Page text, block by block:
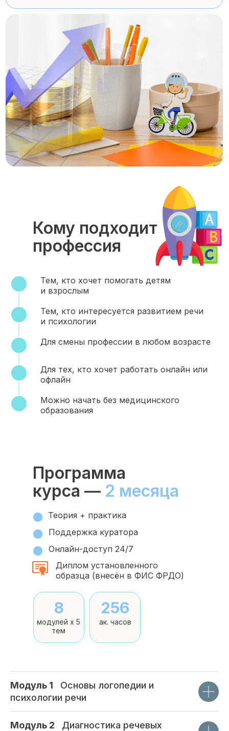
Кому подходит
профессия
Тем, кто хочет помогать детям
и взрослым
Тем, кто интересуется развитием речи
и психологии
Для смены профессии в любом возрасте
Для тех, кто хочет работать онлайн или
офлайн
Можно начать без медицинского
образования
Программа
курса — 2 месяца
Теория + практика
Поддержка куратора
Диплом установленного
образца (внесён в ФИС ФРДО)
8
ак. часов
модулей x 5
тем
256
Онлайн-доступ 24/7
Модуль 1
Основы логопедии и
психологии речи
Модуль 2
Диагностика речевых